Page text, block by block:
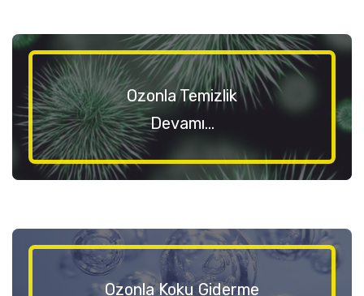
Ozonla Temizlik
Devamı...
Ozonla Koku Giderme